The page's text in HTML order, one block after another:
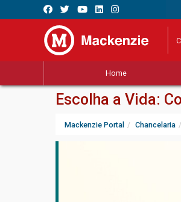
Home
Escolha a Vida:
Mackenzie Portal Chancelaria